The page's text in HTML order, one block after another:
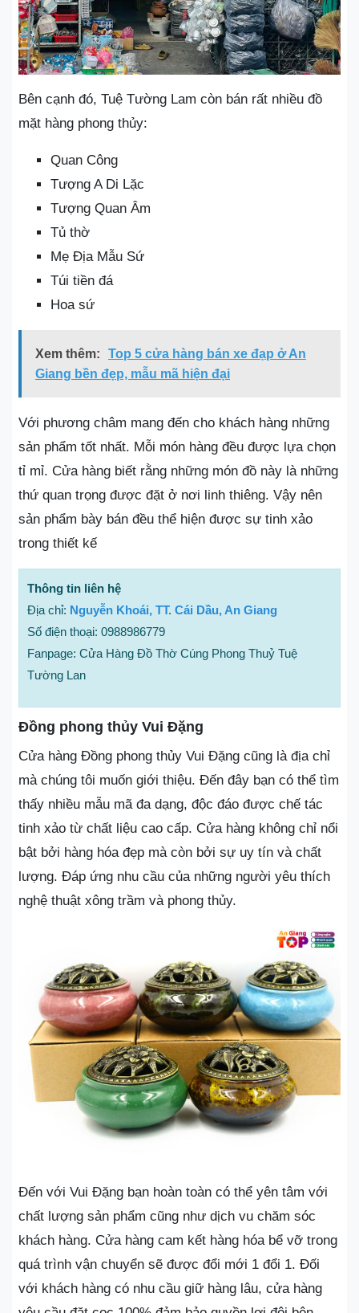
Bên cạnh đó, Tuệ Tường Lam còn bán rất nhiều đồ
mặt hàng phong thủy:
Quan Công
Tượng A Di Lặc
Tượng Quan Âm
Tủ thờ
Mẹ Địa Mẫu Sứ
Túi tiền đá
Hoa sứ
Xem thêm:
Top 5 cửa hàng bán xe đạp ở An
Giang bền đẹp, mẫu mã hiện đại
Với phương châm mang đến cho khách hàng những
sản phẩm tốt nhất. Mỗi món hàng đều được lựa chọn
tỉ mỉ. Cửa hàng biết rằng những món đồ này là những
thứ quan trọng được đặt ở nơi linh thiêng. Vậy nên
sản phẩm bày bán đều thể hiện được sự tinh xảo
trong thiết kế
Thông tin liên hệ
Địa chỉ: Nguyễn Khoái, TT. Cái Dầu, An Giang
Số điện thoại: 0988986779
Fanpage: Cửa Hàng Đồ Thờ Cúng Phong Thuỷ Tuệ
Tường Lan
Đồng phong thủy Vui Đặng
Cửa hàng Đồng phong thủy Vui Đặng cũng là địa chỉ
mà chúng tôi muốn giới thiệu. Đến đây bạn có thể tìm
thấy nhiều mẫu mã đa dạng, độc đáo được chế tác
tinh xảo từ chất liệu cao cấp. Cửa hàng không chỉ nổi
bật bởi hàng hóa đẹp mà còn bởi sự uy tín và chất
lượng. Đáp ứng nhu cầu của những người yêu thích
nghệ thuật xông trầm và phong thủy.
Đến với Vui Đặng bạn hoàn toàn có thể yên tâm với
chất lượng sản phẩm cũng như dịch vu chăm sóc
khách hàng. Cửa hàng cam kết hàng hóa bể vỡ trong
quá trình vận chuyển sẽ được đổi mới 1 đổi 1. Đối
với khách hàng có nhu cầu giữ hàng lâu, cửa hàng